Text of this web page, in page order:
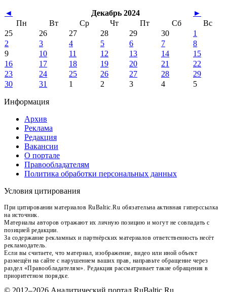
◄ Декабрь 2024
►
Пн
Вт Ср Чт Пт Сб
Вс
25
26 27 28 29 30
1
2
3 4 5 6 7
8
9
10 11 12 13 14
15
16
17 18 19 20 21
22
23
24 25 26 27 28
29
30
31 1 2 3 4 5
Информация
Архив
Реклама
Редакция
Вакансии
О портале
Правообладателям
Политика обработки персональных данных
Условия цитирования
При цитировании материалов RuBaltic.Ru обязательна активная гиперссылка
на источник.
Материалы авторов отражают их личную позицию и могут не совпадать с
позицией редакции.
За содержание рекламных и партнёрских материалов ответственность несёт
рекламодатель.
Если вы считаете, что материал, изображение, видео или иной объект
размещён на сайте с нарушением ваших прав, направьте обращение через
раздел «Правообладателям». Редакция рассматривает такие обращения в
приоритетном порядке.
© 2012–2026 Аналитический портал RuBaltic.Ru